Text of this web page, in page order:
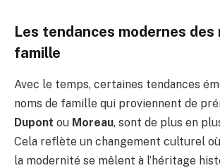
Les tendances modernes des
famille
Avec le temps, certaines tendances
noms de famille qui proviennent de
Dupont ou Moreau, sont de plus en
Cela reflète un changement culturel
la modernité se mêlent à l’héritage